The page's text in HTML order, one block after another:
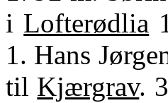
i Lofterødlia
1. Hans
til Kjærgrav.